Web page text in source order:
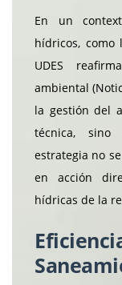
En un
hídricos, como
UDES
ambiental
la gestión del
técnica, sino
estrategia no
en acción
hídricas de la